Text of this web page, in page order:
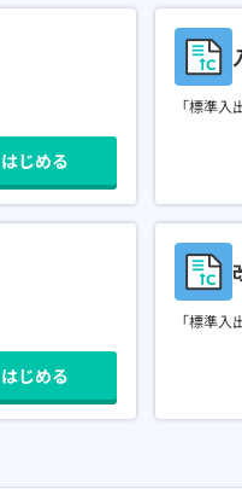
はじめる
「標準入
はじめる
「標準入